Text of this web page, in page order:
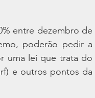
entre dezembro de
poderão pedir a
uma lei que trata do
e outros pontos da